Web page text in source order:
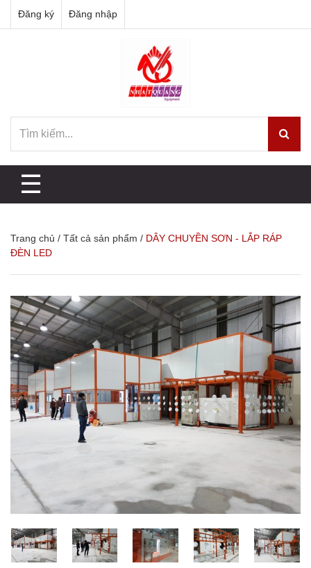
Đăng ký Đăng nhập
☰
Trang chủ / Tất cả sản phẩm / DÂY CHUYỀN SƠN - LẮP RÁP
ĐÈN LED